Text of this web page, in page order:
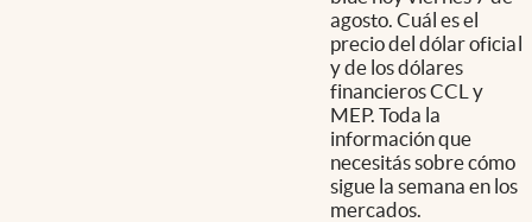
agosto. Cuál es el
precio del dólar oficial
y de los dólares
financieros CCL y
MEP. Toda la
información que
necesitás sobre cómo
sigue la semana en los
mercados.